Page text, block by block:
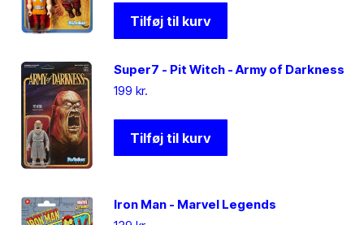
Tilføj til kurv
Super7 - Pit Witch - Army of Darkness
199 kr.
Tilføj til kurv
Iron Man - Marvel Legends